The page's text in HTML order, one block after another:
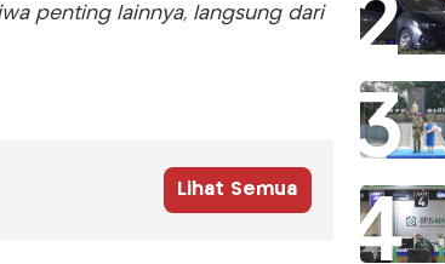
penting lainnya, langsung dari
Lihat Semua